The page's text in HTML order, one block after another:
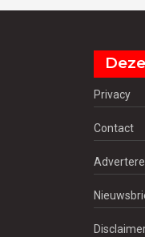
Privacy
Contact